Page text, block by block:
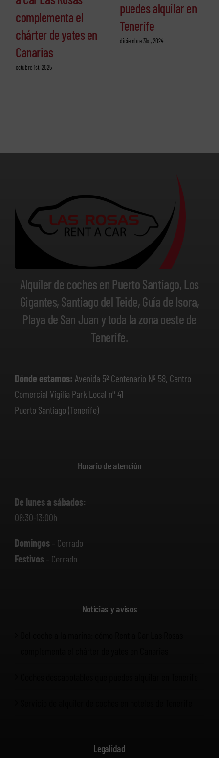
complementa el
chárter de yates en
Canarias
octubre 1st, 2025
puedes alquilar en
Tenerife
diciembre 31st, 2024
Alquiler de coches en Puerto Santiago, Los
Gigantes, Santiago del Teide, Guía de Isora,
Playa de San Juan y toda la zona oeste de
Tenerife.
Dónde estamos: Avenida 5º Centenario Nº 58, Centro
Comercial Vigilia Park Local nº 41
Puerto Santiago (Tenerife)
Horario de atención
De lunes a sábados:
08:30-13:00h
Domingos– Cerrado
Festivos– Cerrado
Noticias y avisos
Legalidad